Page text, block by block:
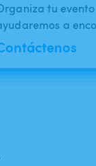
tu evento
a